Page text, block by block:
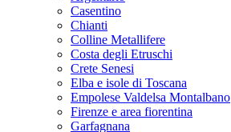
Casentino
Chianti
Colline Metallifere
Costa degli Etruschi
Crete Senesi
Elba e isole di Toscana
Empolese Valdelsa Montalbano
Firenze e area fiorentina
Garfagnana